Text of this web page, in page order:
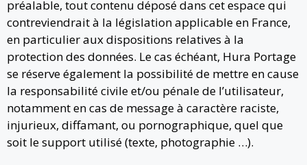
préalable, tout contenu déposé dans cet espace qui
contreviendrait à la législation applicable en France,
en particulier aux dispositions relatives à la
protection des données. Le cas échéant, Hura Portage
se réserve également la possibilité de mettre en cause
la responsabilité civile et/ou pénale de l’utilisateur,
notamment en cas de message à caractère raciste,
injurieux, diffamant, ou pornographique, quel que
soit le support utilisé (texte, photographie …).